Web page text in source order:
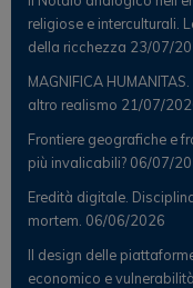
religiose e interculturali.
della ricchezza 23/07/
MAGNIFICA
altro realismo 21/07/
Frontiere geografiche e
più invalicabili? 06/07/
Eredità digitale.
mortem. 06/06/2026
Il design delle
economico e